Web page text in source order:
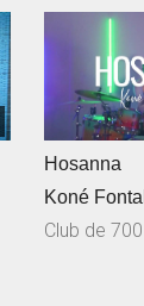
Hosanna
Koné
Club de 700